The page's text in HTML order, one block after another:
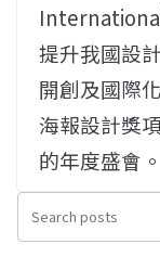
提升我國設
開創及國際
海報設計獎
的年度盛會。